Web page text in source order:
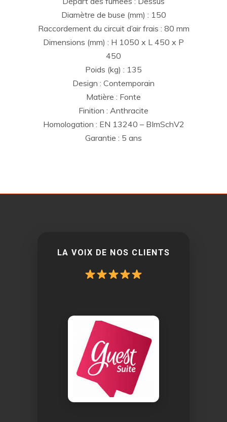
Diamètre de buse (mm) : 150
Raccordement du circuit d’air frais : 80 mm
Dimensions (mm) : H 1050 x L 450 x P
450
Poids (kg) : 135
Design : Contemporain
Matière : Fonte
Finition : Anthracite
Homologation : EN 13240 – BImSchV2
Garantie : 5 ans
LA VOIX DE NOS CLIENTS